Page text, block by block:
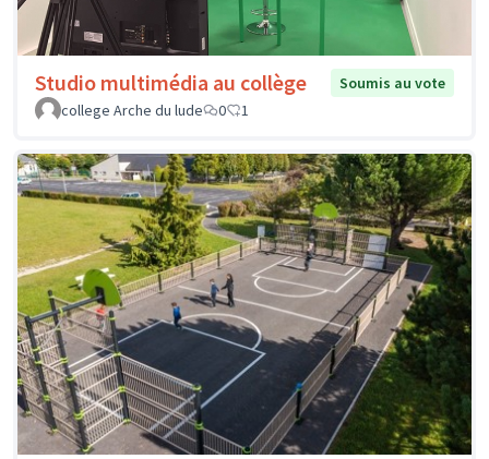
Studio multimédia au collège
Soumis au vote
college Arche du lude
0 1